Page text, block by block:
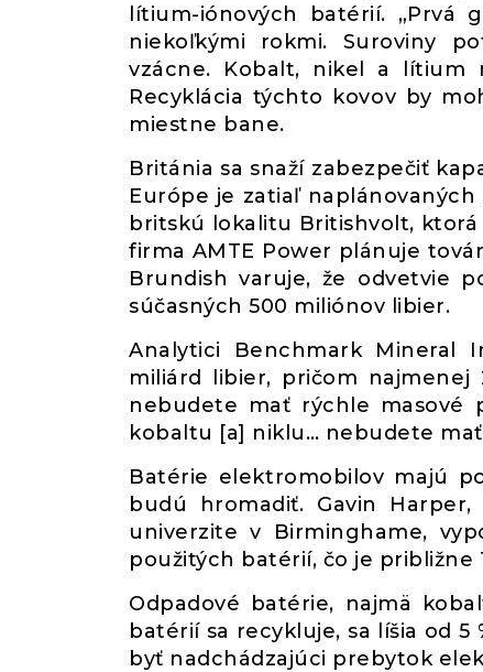
lítium-iónových batérií. „Prvá
niekoľkými rokmi. Suroviny
vzácne. Kobalt, nikel a lítium
Recyklácia týchto kovov by
miestne bane.
Británia sa snaží zabezpečiť
Európe je zatiaľ
britskú lokalitu Britishvolt,
firma AMTE Power plánuje
Brundish varuje, že odvetvie
súčasných 500 miliónov libier.
Analytici Benchmark Mineral
miliárd libier, pričom
nebudete mať rýchle masové
kobaltu [a] niklu… nebudete
Batérie elektromobilov majú
budú hromadiť. Gavin
univerzite v Birminghame,
použitých batérií, čo je približne
Odpadové batérie, najmä
batérií sa recykluje, sa líšia od
byť nadchádzajúci prebytok